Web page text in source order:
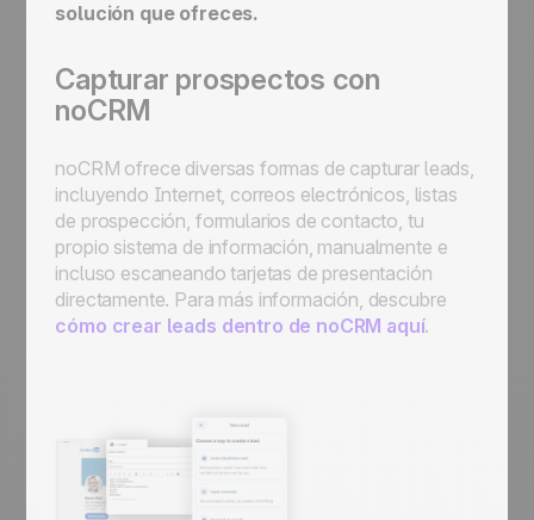
solución que ofreces.
Capturar prospectos con
noCRM
noCRM ofrece diversas formas de capturar leads,
incluyendo Internet, correos electrónicos, listas
de prospección, formularios de contacto, tu
propio sistema de información, manualmente e
incluso escaneando tarjetas de presentación
directamente. Para más información, descubre
cómo crear leads dentro de noCRM aquí.